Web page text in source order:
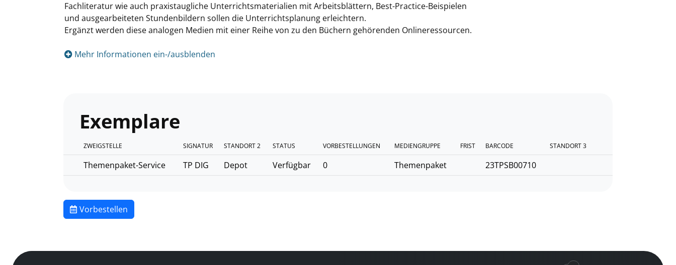
Fachliteratur wie auch praxistaugliche Unterrichtsmaterialien mit Arbeitsblättern, Best-Practice-Beispielen
und ausgearbeiteten Stundenbildern sollen die Unterrichtsplanung erleichtern.
Ergänzt werden diese analogen Medien mit einer Reihe von zu den Büchern gehörenden Onlineressourcen.
Mehr Informationen ein-/ausblenden
Exemplare
ZWEIGSTELLE SIGNATUR STANDORT 2 STATUS VORBESTELLUNGEN MEDIENGRUPPE FRIST BARCODE STANDORT 3
Themenpaket-Service TP DIG Depot Verfügbar 0 Themenpaket 23TPSB00710
Vorbestellen